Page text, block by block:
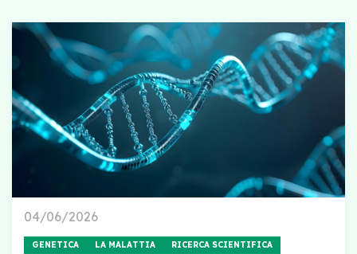
04/06/2026
GENETICA LA MALATTIA RICERCA SCIENTIFICA